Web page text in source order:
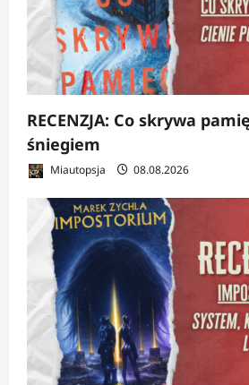
RECENZJA: Co skrywa
śniegiem
Miautopsja 08.08.2026